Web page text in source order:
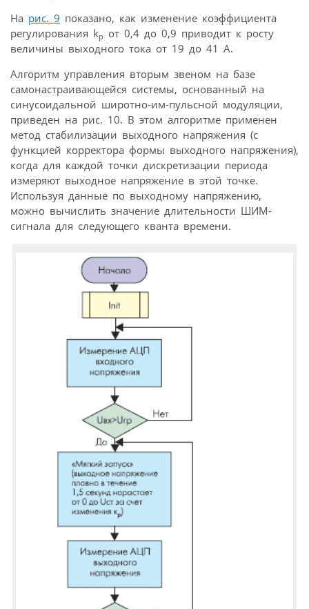
На рис. 9 показано, как изменение коэффициента
регулирования kр от 0,4 до 0,9 приводит к росту
величины выходного тока от 19 до 41 А.
Алгоритм управления вторым звеном на базе
самонастраивающейся системы, основанный на
синусоидальной широтно-им-пульсной модуляции,
приведен на рис. 10. В этом алгоритме применен
метод стабилизации выходного напряжения (с
функцией корректора формы выходного напряжения),
когда для каждой точки дискретизации периода
измеряют выходное напряжение в этой точке.
Используя данные по выходному напряжению,
можно вычислить значение длительности ШИМ-
сигнала для следующего кванта времени.